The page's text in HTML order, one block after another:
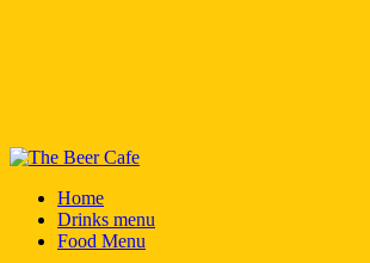
Home
Drinks menu
Food Menu